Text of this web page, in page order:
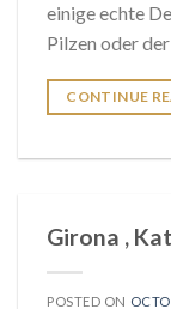
einige echte
Pilzen oder der
CONTINUE
Girona ,
POSTED ON